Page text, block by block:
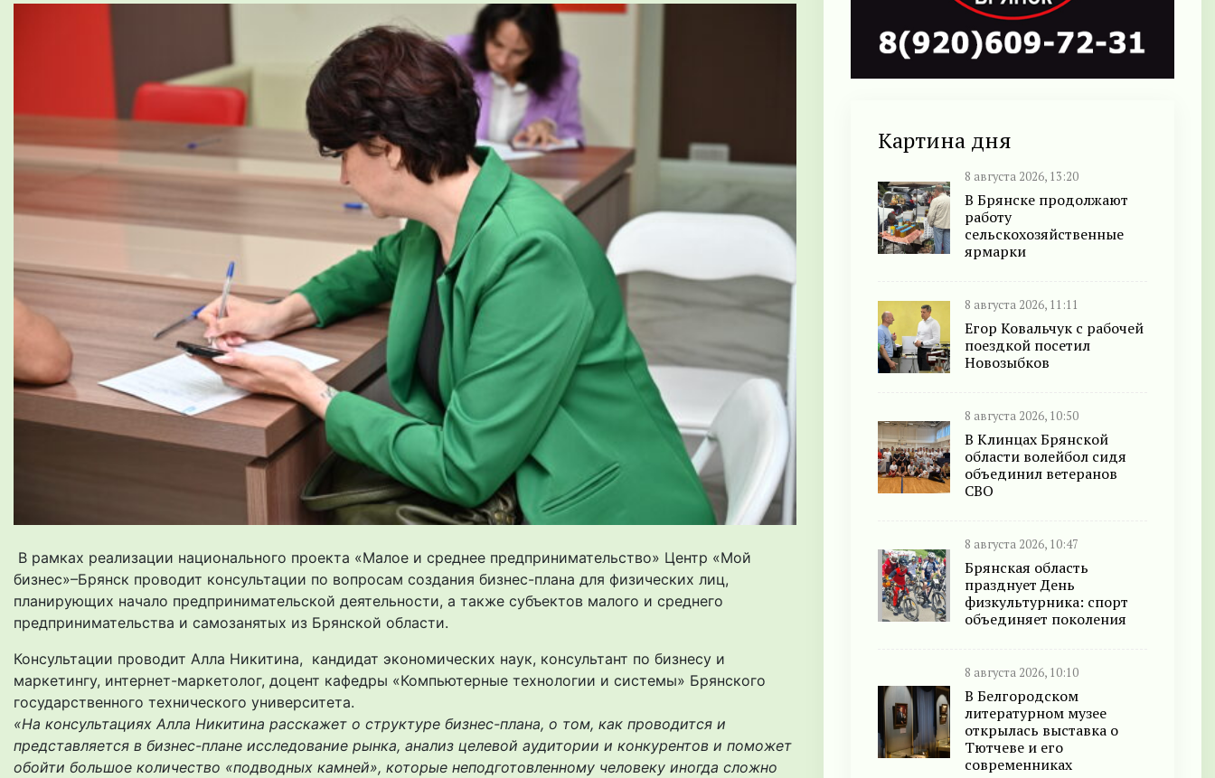
В рамках реализации национального проекта «Малое и среднее предпринимательство» Центр «Мой
бизнес»–Брянск проводит консультации по вопросам создания бизнес-плана для физических лиц,
планирующих начало предпринимательской деятельности, а также субъектов малого и среднего
предпринимательства и самозанятых из Брянской области.
Консультации проводит Алла Никитина, кандидат экономических наук, консультант по бизнесу и
маркетингу, интернет-маркетолог, доцент кафедры «Компьютерные технологии и системы» Брянского
государственного технического университета.
«На консультациях Алла Никитина расскажет о структуре бизнес-плана, о том, как проводится и
представляется в бизнес-плане исследование рынка, анализ целевой аудитории и конкурентов и поможет
обойти большое количество «подводных камней», которые неподготовленному человеку иногда сложно
Картина дня
8 августа 2026, 13:20
В Брянске продолжают
работу
сельскохозяйственные
ярмарки
8 августа 2026, 11:11
Егор Ковальчук с рабочей
поездкой посетил
Новозыбков
8 августа 2026, 10:50
В Клинцах Брянской
области волейбол сидя
объединил ветеранов
СВО
8 августа 2026, 10:47
Брянская область
празднует День
физкультурника: спорт
объединяет поколения
8 августа 2026, 10:10
В Белгородском
литературном музее
открылась выставка о
Тютчеве и его
современниках